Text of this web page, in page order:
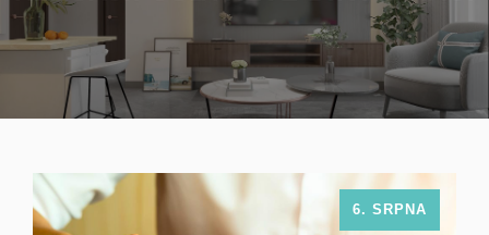
6. SRPNA